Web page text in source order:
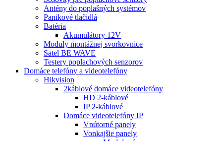
Antény do poplašných systémov
Panikové tlačidlá
Batéria
Akumulátory 12V
Moduly montážnej svorkovnice
Satel BE WAVE
Testery poplachových senzorov
Domáce telefóny a videotelefóny
Hikvision
2káblové domáce videotelefóny
HD 2-káblové
IP 2-káblové
Domáce videotelefóny IP
Vnútorné panely
Vonkajšie panely